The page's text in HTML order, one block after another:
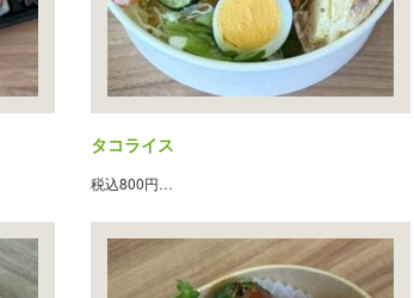
タコライス
税込800円…